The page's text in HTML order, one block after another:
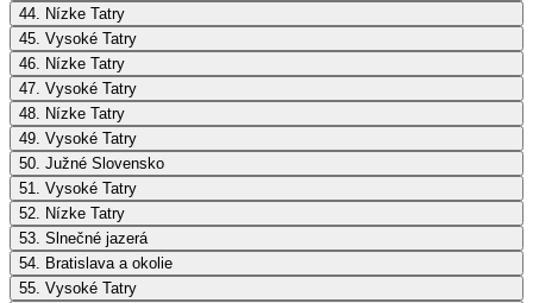
44. Nízke Tatry
45. Vysoké Tatry
46. Nízke Tatry
47. Vysoké Tatry
48. Nízke Tatry
49. Vysoké Tatry
50. Južné Slovensko
51. Vysoké Tatry
52. Nízke Tatry
53. Slnečné jazerá
54. Bratislava a okolie
55. Vysoké Tatry